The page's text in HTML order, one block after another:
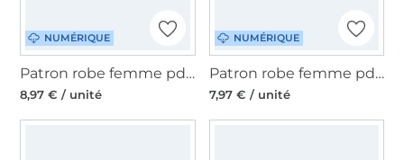
NUMÉRIQUE
Patron robe femme pdf Studio Schnittreif Mme Mara,en français
8,97 € / unité
NUMÉRIQUE
Patron robe femme pdf Mme Claire Studio, en allemand
7,97 € / unité